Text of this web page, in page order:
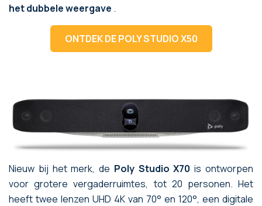
het dubbele weergave .
ONTDEK DE POLY STUDIO X50
Nieuw bij het merk, de Poly Studio X70 is ontworpen
voor grotere vergaderruimtes, tot 20 personen. Het
heeft twee lenzen UHD 4K van 70° en 120°, een digitale